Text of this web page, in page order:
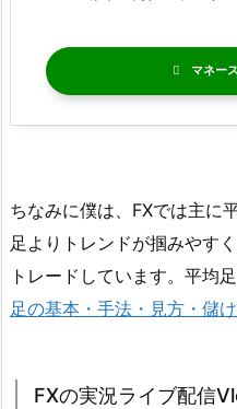
マネー
ちなみに僕は、FXでは主に
足よりトレンドが掴みやす
トレードしています。平均
足の基本・手法・見方・儲
FXの実況ライブ配信